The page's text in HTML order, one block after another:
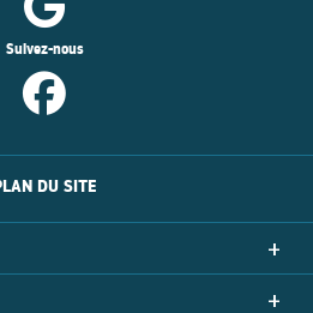
Suivez-nous
DU SITE